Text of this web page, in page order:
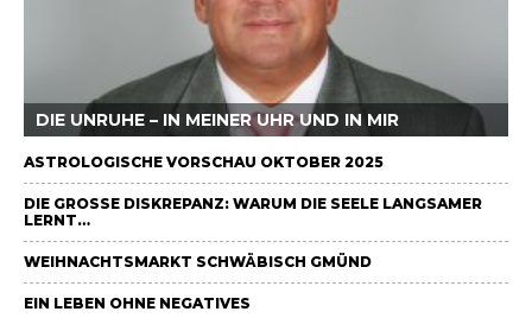
DIE UNRUHE – IN MEINER UHR UND IN MIR
ASTROLOGISCHE VORSCHAU OKTOBER 2025
DIE GROSSE DISKREPANZ: WARUM DIE SEELE LANGSAMER L
ERNT…
WEIHNACHTSMARKT SCHWÄBISCH GMÜND
EIN LEBEN OHNE NEGATIVES